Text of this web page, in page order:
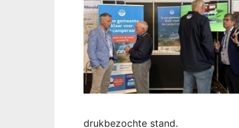
drukbezochte stand.